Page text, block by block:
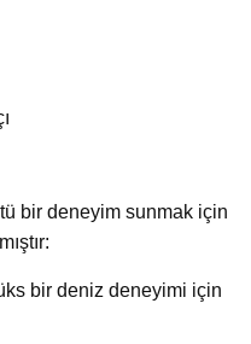
bir deneyim sunmak için
bir deniz deneyimi için